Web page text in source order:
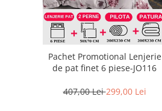
Pachet Promotional Lenjerie
de pat finet 6 piese-JO116
407,00 Lei299,00 Lei